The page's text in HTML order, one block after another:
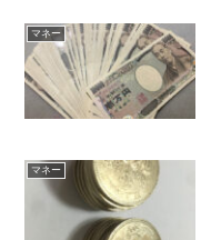
マネー
マネー